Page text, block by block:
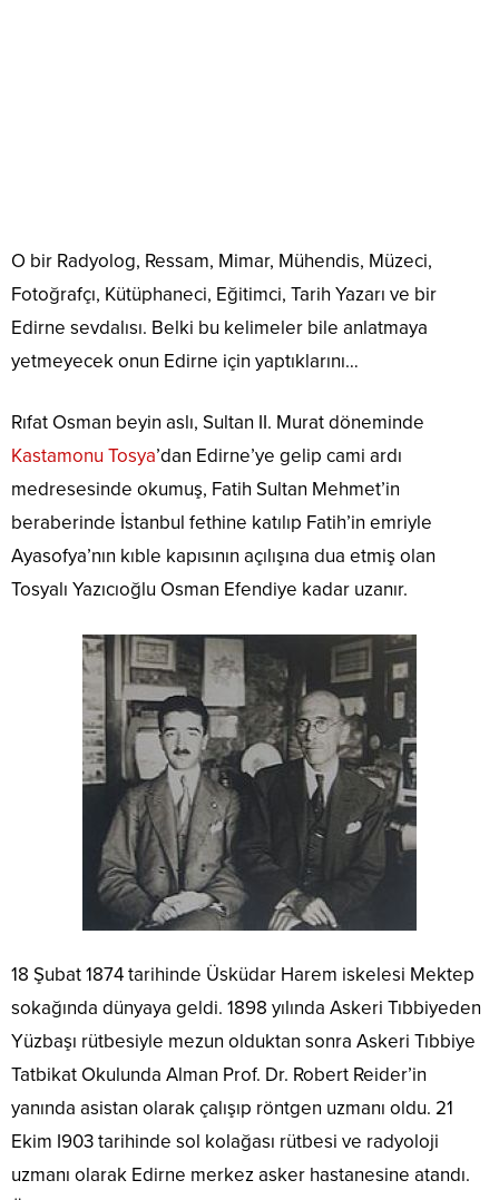
O bir Radyolog, Ressam, Mimar, Mühendis, Müzeci,
Fotoğrafçı, Kütüphaneci, Eğitimci, Tarih Yazarı ve bir
Edirne sevdalısı. Belki bu kelimeler bile anlatmaya
yetmeyecek onun Edirne için yaptıklarını…
Rıfat Osman beyin aslı, Sultan II. Murat döneminde
Kastamonu Tosya’dan Edirne’ye gelip cami ardı
medresesinde okumuş, Fatih Sultan Mehmet’in
beraberinde İstanbul fethine katılıp Fatih’in emriyle
Ayasofya’nın kıble kapısının açılışına dua etmiş olan
Tosyalı Yazıcıoğlu Osman Efendiye kadar uzanır.
18 Şubat 1874 tarihinde Üsküdar Harem iskelesi Mektep
sokağında dünyaya geldi. 1898 yılında Askeri Tıbbiyeden
Yüzbaşı rütbesiyle mezun olduktan sonra Askeri Tıbbiye
Tatbikat Okulunda Alman Prof. Dr. Robert Reider’in
yanında asistan olarak çalışıp röntgen uzmanı oldu. 21
Ekim I903 tarihinde sol kolağası rütbesi ve radyoloji
uzmanı olarak Edirne merkez asker hastanesine atandı.